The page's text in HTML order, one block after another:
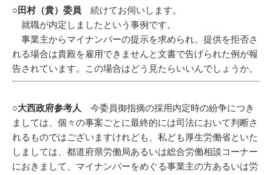
○田村（貴）委員 続けてお伺いします。
就職が内定しましたという事例です。
事業主からマイナンバーの提示を求められ、提供を拒否さ
れる場合は貴殿を雇用できませんと文書で告げられた例が報
告されています。この場合はどう見たらいいんでしょうか。
○大西政府参考人 今委員御指摘の採用内定時の紛争につき
ましては、個々の事案ごとに最終的には司法において判断さ
れるものではございますけれども、私ども厚生労働省といた
しましては、都道府県労働局あるいは総合労働相談コーナー
におきまして、マイナンバーをめぐる事業主の方あるいは労